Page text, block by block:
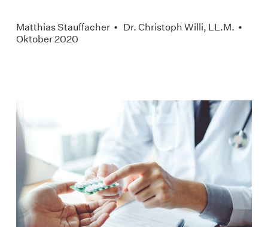
Matthias Stauffacher • Dr. Christoph Willi, LL.M. •
Oktober 2020